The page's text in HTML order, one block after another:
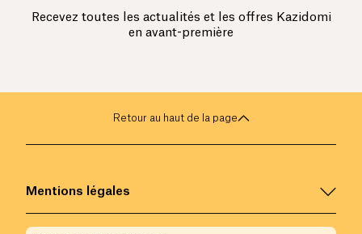
Recevez toutes les actualités et les offres Kazidomi
en avant-première
Retour au haut de la page
Mentions légales